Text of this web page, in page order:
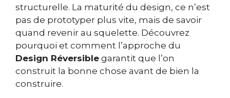
structurelle. La maturité du design, ce n’est
pas de prototyper plus vite, mais de savoir
quand revenir au squelette. Découvrez
pourquoi et comment l’approche du
Design Réversible garantit que l’on
construit la bonne chose avant de bien la
construire.